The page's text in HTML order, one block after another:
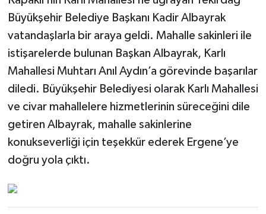
Büyükşehir Belediye Başkanı Kadir Albayrak
vatandaşlarla bir araya geldi. Mahalle sakinleri ile
istişarelerde bulunan Başkan Albayrak, Karlı
Mahallesi Muhtarı Anıl Aydın’a görevinde başarılar
diledi. Büyükşehir Belediyesi olarak Karlı Mahallesi
ve civar mahallelere hizmetlerinin süreceğini dile
getiren Albayrak, mahalle sakinlerine
konukseverliği için teşekkür ederek Ergene’ye
doğru yola çıktı.